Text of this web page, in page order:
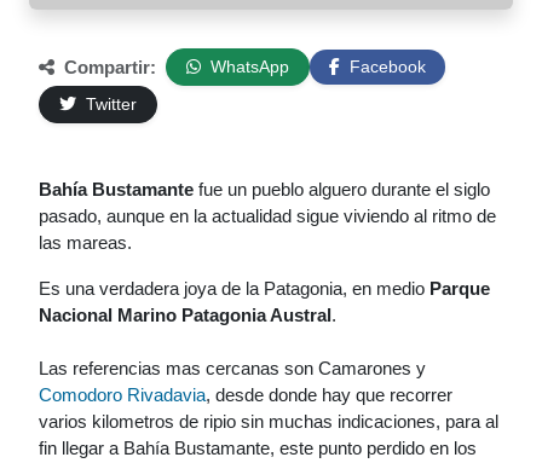
Compartir: WhatsApp
Facebook
Twitter
Bahía Bustamante fue un pueblo alguero durante el siglo
pasado, aunque en la actualidad sigue viviendo al ritmo de
las mareas.
Es una verdadera joya de la Patagonia, en medio Parque
Nacional Marino Patagonia Austral.
Las referencias mas cercanas son Camarones y
Comodoro Rivadavia, desde donde hay que recorrer
varios kilometros de ripio sin muchas indicaciones, para al
fin llegar a Bahía Bustamante, este punto perdido en los